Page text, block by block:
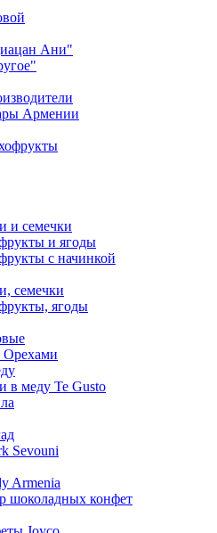
Ани"
Армении
и семечки
и ягоды
с начинкой
семечки
ягоды
Орехами
в меду Te Gusto
Sevouni
Armenia
шоколадных конфет